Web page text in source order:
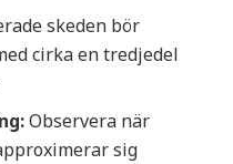
skeden bör
cirka en tredjedel
Observera när
sig